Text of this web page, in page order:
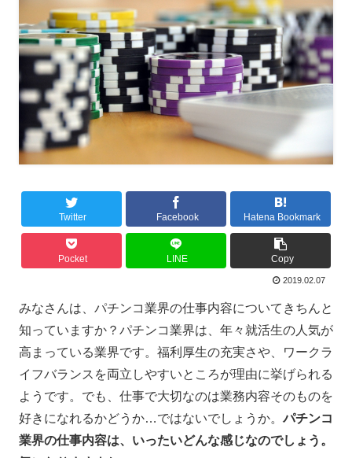
Twitter Facebook Hatena Bookmark
Pocket LINE Copy
2019.02.07
みなさんは、パチンコ業界の仕事内容についてきちんと
知っていますか？パチンコ業界は、年々就活生の人気が
高まっている業界です。福利厚生の充実さや、ワークラ
イフバランスを両立しやすいところが理由に挙げられる
ようです。でも、仕事で大切なのは業務内容そのものを
好きになれるかどうか…ではないでしょうか。パチンコ
業界の仕事内容は、いったいどんな感じなのでしょう。